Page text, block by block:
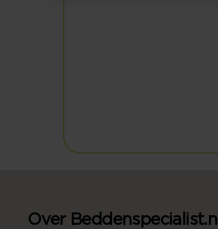
Over Beddenspecialist.nl